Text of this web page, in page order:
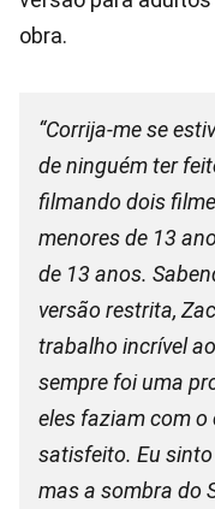
obra.
“Corrija-me se
de ninguém ter
filmando dois
menores de 13
de 13 anos.
versão restrita,
trabalho incrível
sempre foi uma
eles faziam com o
satisfeito. Eu
mas a sombra do